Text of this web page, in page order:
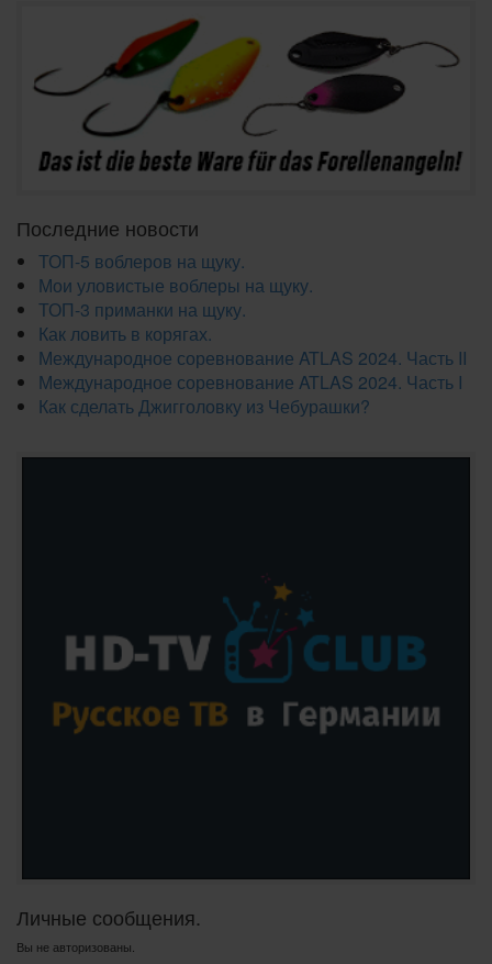
Последние новости
ТОП-5 воблеров на щуку.
Мои уловистые воблеры на щуку.
ТОП-3 приманки на щуку.
Как ловить в корягах.
Международное соревнование ATLAS 2024. Часть II
Международное соревнование ATLAS 2024. Часть I
Как сделать Джигголовку из Чебурашки?
Личные сообщения.
Вы не авторизованы.